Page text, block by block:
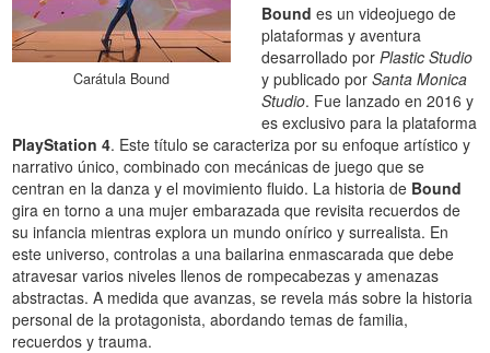
Carátula Bound
Bound es un videojuego de
plataformas y aventura
desarrollado porPlastic Studio
y publicado porSanta Monica
Studio. Fue lanzado en 2016 y
es exclusivo para la plataforma
PlayStation 4. Este título se caracteriza por su enfoque artístico y
narrativo único, combinado con mecánicas de juego que se
centran en la danza y el movimiento fluido. La historia de Bound
gira en torno a una mujer embarazada que revisita recuerdos de
su infancia mientras explora un mundo onírico y surrealista. En
este universo, controlas a una bailarina enmascarada que debe
atravesar varios niveles llenos de rompecabezas y amenazas
abstractas. A medida que avanzas, se revela más sobre la historia
personal de la protagonista, abordando temas de familia,
recuerdos y trauma.